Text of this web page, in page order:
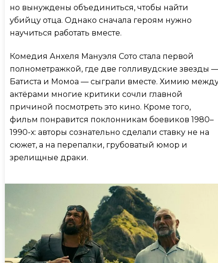
но вынуждены объединиться, чтобы найти
убийцу отца. Однако сначала героям нужно
научиться работать вместе.
Комедия Анхеля Мануэля Сото стала первой
полнометражкой, где две голливудские звезды
Батиста и Момоа — сыграли вместе. Химию
актёрами многие критики сочли главной
причиной посмотреть это кино. Кроме того,
фильм понравится поклонникам боевиков 1980–
1990-х: авторы сознательно сделали ставку не на
сюжет, а на перепалки, грубоватый юмор и
зрелищные драки.